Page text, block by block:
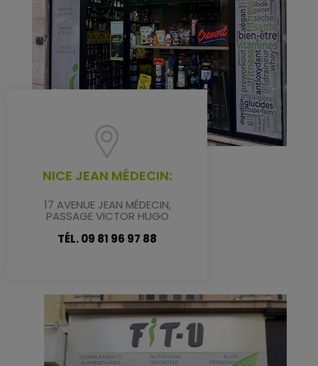
NICE JEAN MÉDECIN:
17 AVENUE JEAN MÉDECIN,
PASSAGE VICTOR HUGO
TÉL. 09 81 96 97 88